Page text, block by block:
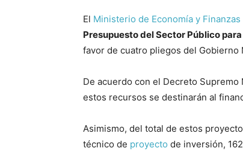
El Ministerio de Economía y Finanzas
Presupuesto del Sector Público para
favor de cuatro pliegos del Gobierno
De acuerdo con el Decreto Supremo
estos recursos se destinarán al
Asimismo, del total de estos
técnico de proyecto de inversión,